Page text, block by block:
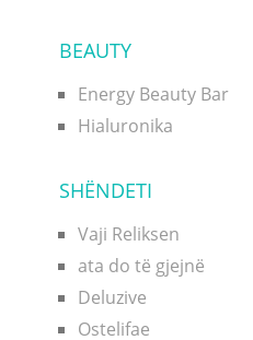
BEAUTY
Energy Beauty Bar
Hialuronika
SHËNDETI
Vaji Reliksen
ata do të gjejnë
Deluzive
Ostelifae